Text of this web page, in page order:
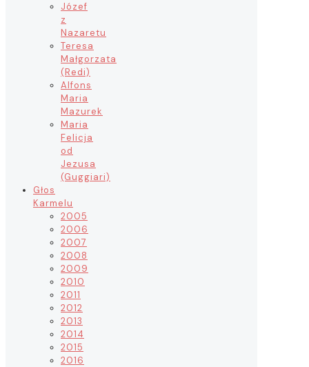
Józef
z
Nazaretu
Teresa
Małgorzata
(Redi)
Alfons
Maria
Mazurek
Maria
Felicja
od
Jezusa
(Guggiari)
Głos
Karmelu
2005
2006
2007
2008
2009
2010
2011
2012
2013
2014
2015
2016